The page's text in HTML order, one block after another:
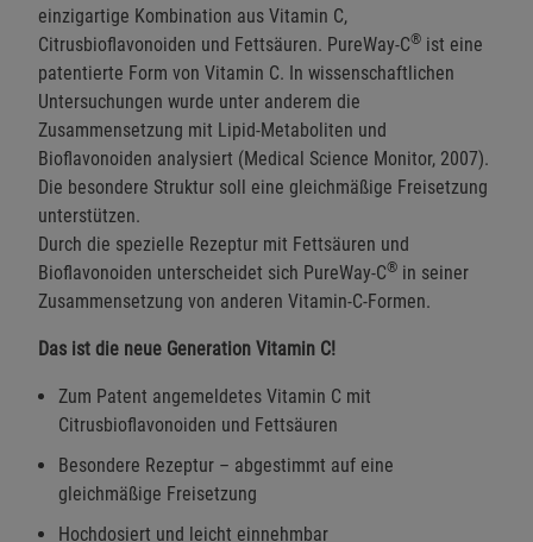
einzigartige Kombination aus Vitamin C,
Citrusbioflavonoiden und Fettsäuren. PureWay-C® ist eine
patentierte Form von Vitamin C. In wissenschaftlichen
Untersuchungen wurde unter anderem die
Zusammensetzung mit Lipid-Metaboliten und
Bioflavonoiden analysiert (Medical Science Monitor, 2007).
Die besondere Struktur soll eine gleichmäßige Freisetzung
unterstützen.
Durch die spezielle Rezeptur mit Fettsäuren und
Bioflavonoiden unterscheidet sich PureWay-C® in seiner
Zusammensetzung von anderen Vitamin-C-Formen.
Das ist die neue Generation Vitamin C!
Zum Patent angemeldetes Vitamin C mit
Citrusbioflavonoiden und Fettsäuren
Besondere Rezeptur – abgestimmt auf eine
gleichmäßige Freisetzung
Hochdosiert und leicht einnehmbar